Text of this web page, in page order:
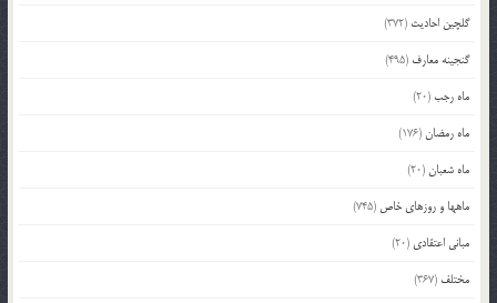
گلچین احادیث (372)
گنجینه معارف (495)
ماه رجب(20)
ماه رمضان(176)
ماه شعبان(20)
ماهها و روزهای خاص (745)
مبانی اعتقادی (20)
مختلف (367)